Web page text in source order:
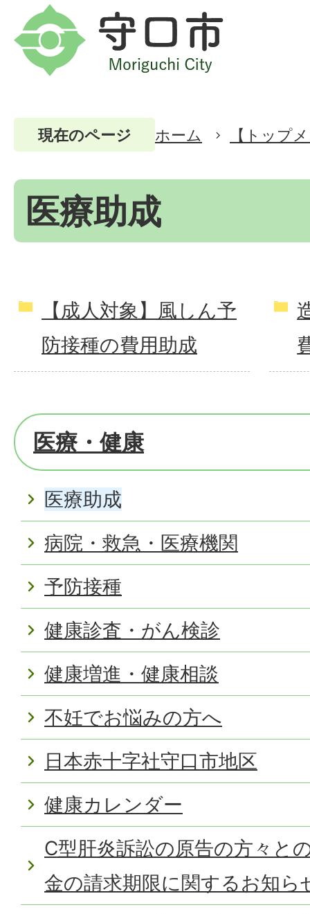
現在のページ ホーム 【トップ
医療助成
【成人対象】風しん予
防接種の費用助成
医療・健康
医療助成
病院・救急・医療機関
予防接種
健康診査・がん検診
健康増進・健康相談
不妊でお悩みの方へ
日本赤十字社守口市地区
健康カレンダー
C型肝炎訴訟の原告の方々と
金の請求期限に関するお知ら